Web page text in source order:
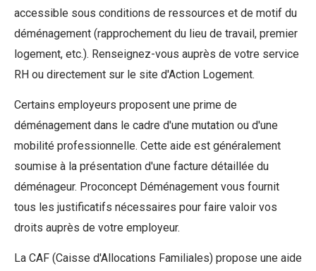
accessible sous conditions de ressources et de motif du
déménagement (rapprochement du lieu de travail, premier
logement, etc.). Renseignez-vous auprès de votre service
RH ou directement sur le site d'Action Logement.
Certains employeurs proposent une prime de
déménagement dans le cadre d'une mutation ou d'une
mobilité professionnelle. Cette aide est généralement
soumise à la présentation d'une facture détaillée du
déménageur. Proconcept Déménagement vous fournit
tous les justificatifs nécessaires pour faire valoir vos
droits auprès de votre employeur.
La CAF (Caisse d'Allocations Familiales) propose une aide